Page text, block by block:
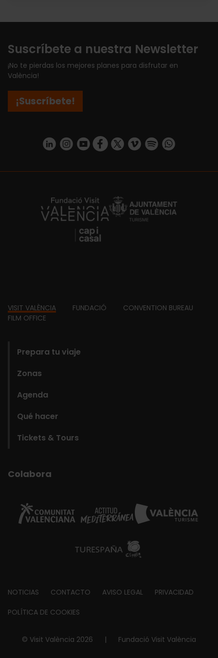
Suscríbete a nuestra Newsletter
¡No te pierdas los mejores planes para disfrutar en
València!
¡Suscríbete!
https://www.linkedin.com/company/turismo-valencia/mycompany/
https://www.instagram.com/visit_valencia/
https://www.youtube.com/user/
https://www.facebook.com/
https://twitter.com/
https://vimeo.com/
https://https://api.whatsapp.com/
https://fundacion.visitvalencia.com/
Footer
VISIT VALÈNCIA FUNDACIÓ
CONVENTION BUREAU
FILM OFFICE
Prepara tu viaje
Zonas
Agenda
Qué hacer
Tickets & Tours
Colabora
Footer
about
NOTICIAS CONTACTO AVISO LEGAL PRIVACIDAD
POLÍTICA DE COOKIES
© Visit València 2026 | Fundació Visit València